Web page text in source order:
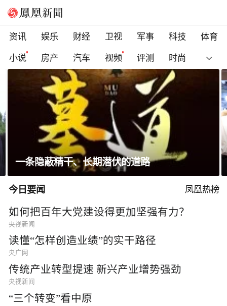
资讯 娱乐 财经 卫视 军事 科技
体育
小说
房产 汽车 视频 评测 时尚
省长走进沿街店铺、网红打卡点，与游客交流
今日要闻 凤凰热榜
如何把百年大党建设得更加坚强有力？
央视新闻
读懂“怎样创造业绩”的实干路径
央广网
传统产业转型提速 新兴产业增势强劲
央视新闻
“三个转变”看中原